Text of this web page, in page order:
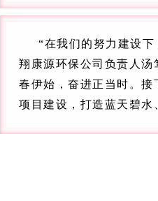
“在我们的努力建设
翔康源环保公司负责人
春伊始，奋进正当时。接
项目建设，打造蓝天碧水